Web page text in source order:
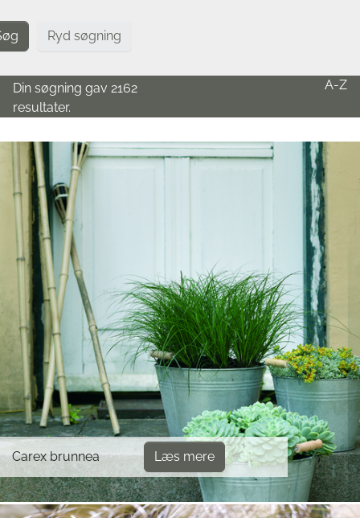
Ryd søgning
Din søgning gav 2162
resultater.
A-Z
Carex brunnea Læs mere